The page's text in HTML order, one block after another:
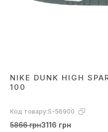
NIKE DUNK HIGH
100
Код товару:S-56900
5866 грн3116 грн